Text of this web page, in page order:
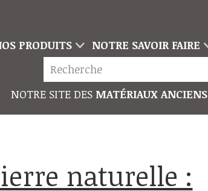
PRODUITS NOTRE SAVOIR FAIRE
NOTRE SITE DES MATÉRIAUX ANCIENS